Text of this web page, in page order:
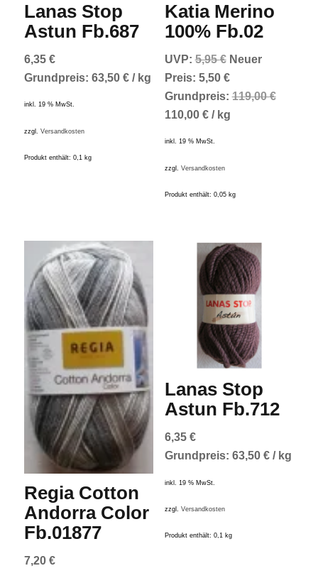
Lanas Stop
Astun Fb.687
6,35 €
Grundpreis: 63,50 €/ kg
inkl. 19 % MwSt.
zzgl. Versandkosten
Produkt enthält: 0,1 kg
Katia Merino
100% Fb.02
UVP: 5,95€ Ursprünglicher
Preis
war:
5,95 €
Neuer
Preis: 5,50 €Aktueller
Preis
ist:
Grundpreis:119,00€
110,00 €/ kg
inkl. 19 % MwSt.
zzgl. Versandkosten
Produkt enthält: 0,05 kg
Regia Cotton
Andorra Color
Fb.01877
7,20 €
Lanas Stop
Astun Fb.712
6,35 €
Grundpreis: 63,50 €/ kg
inkl. 19 % MwSt.
zzgl. Versandkosten
Produkt enthält: 0,1 kg